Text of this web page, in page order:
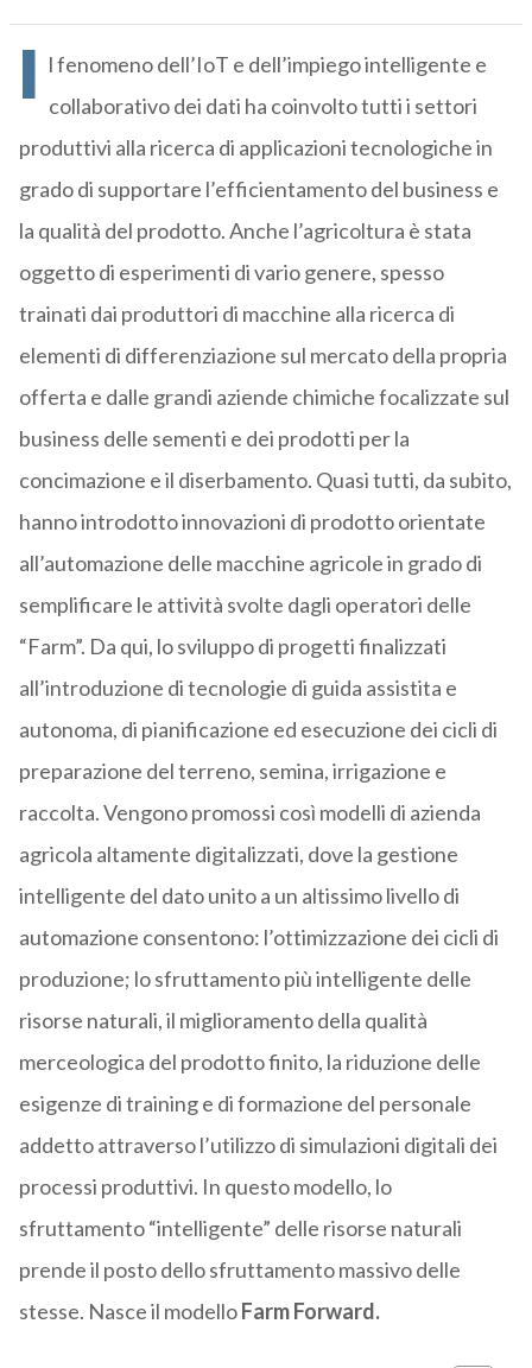
I l fenomeno dell’IoT e dell’impiego intelligente e
collaborativo dei dati ha coinvolto tutti i settori
produttivi alla ricerca di applicazioni tecnologiche in
grado di supportare l’efficientamento del business e
la qualità del prodotto. Anche l’agricoltura è stata
oggetto di esperimenti di vario genere, spesso
trainati dai produttori di macchine alla ricerca di
elementi di differenziazione sul mercato della propria
offerta e dalle grandi aziende chimiche focalizzate sul
business delle sementi e dei prodotti per la
concimazione e il diserbamento. Quasi tutti, da subito,
hanno introdotto innovazioni di prodotto orientate
all’automazione delle macchine agricole in grado di
semplificare le attività svolte dagli operatori delle
“Farm”. Da qui, lo sviluppo di progetti finalizzati
all’introduzione di tecnologie di guida assistita e
autonoma, di pianificazione ed esecuzione dei cicli di
preparazione del terreno, semina, irrigazione e
raccolta. Vengono promossi così modelli di azienda
agricola altamente digitalizzati, dove la gestione
intelligente del dato unito a un altissimo livello di
automazione consentono: l’ottimizzazione dei cicli di
produzione; lo sfruttamento più intelligente delle
risorse naturali, il miglioramento della qualità
merceologica del prodotto finito, la riduzione delle
esigenze di training e di formazione del personale
addetto attraverso l’utilizzo di simulazioni digitali dei
processi produttivi. In questo modello, lo
sfruttamento “intelligente” delle risorse naturali
prende il posto dello sfruttamento massivo delle
stesse. Nasce il modelloFarm Forward.